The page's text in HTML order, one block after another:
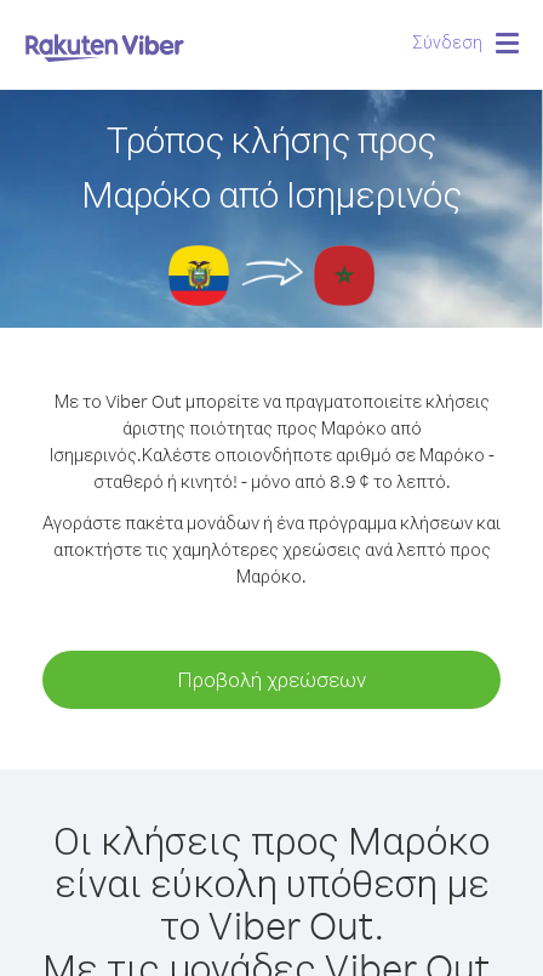
Σύνδεση
Τρόπος κλήσης προς
Μαρόκο από Ισημερινός
Με το Viber Out μπορείτε να πραγματοποιείτε κλήσεις
άριστης ποιότητας προς Μαρόκο από
Ισημερινός.Καλέστε οποιονδήποτε αριθμό σε Μαρόκο -
σταθερό ή κινητό! - μόνο από 8.9 ¢ το λεπτό.
Αγοράστε πακέτα μονάδων ή ένα πρόγραμμα κλήσεων και
αποκτήστε τις χαμηλότερες χρεώσεις ανά λεπτό προς
Μαρόκο.
Προβολή χρεώσεων
Οι κλήσεις προς Μαρόκο
είναι εύκολη υπόθεση με
το Viber Out.